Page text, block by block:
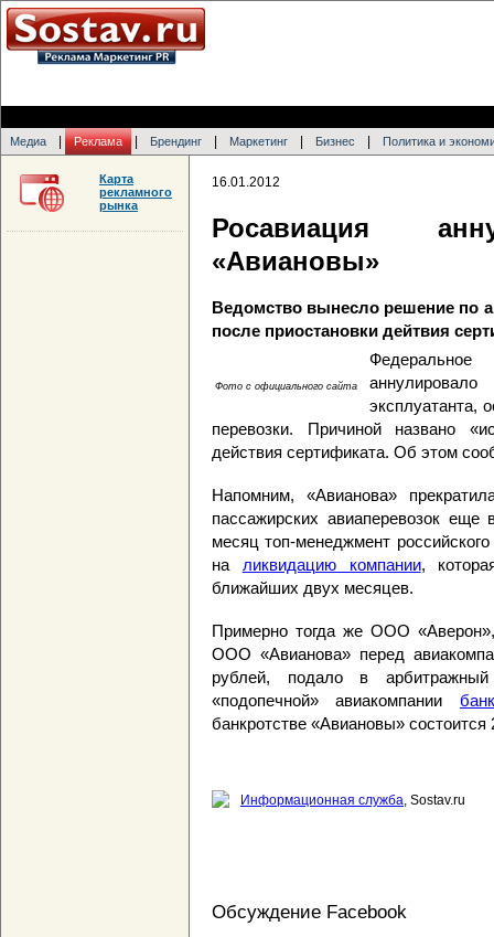
Медиа Реклама Брендинг Маркетинг Бизнес Политика и
16.01.2012
Росавиация
«Авиановы»
Ведомство вынесло решение по
после приостановки дейтвия
Фото с официального сайта
эксплуатанта,
перевозки. Причиной названо
действия сертификата. Об этом
Напомним, «Авианова»
пассажирских авиаперевозок
месяц топ-менеджмент
на ликвидацию компании,
ближайших двух месяцев.
Примерно тогда же ООО
ООО «Авианова» перед
рублей, подало в
«подопечной» авиакомпании
банкротстве «Авиановы»
Информационная служба, Sostav.ru
Обсуждение Facebook
Карта
рекламного
рынка